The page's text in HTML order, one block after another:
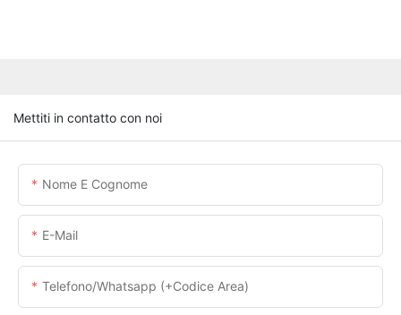
Mettiti in contatto con noi
Nome E Cognome
E-Mail
Telefono/whatsapp (+codice Area)